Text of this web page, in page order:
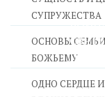
СЕМЬЯ -
СУПРУЖЕСТВА
ОСНОВЫ
БОЖЬЕМУ
ОДНО СЕРДЦЕ